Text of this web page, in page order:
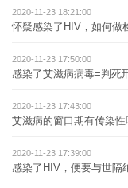
2020-11-23 18:21:00
怀疑感染了HIV，如何做
2020-11-23 17:50:00
感染了艾滋病病毒=判死
2020-11-23 17:43:00
艾滋病的窗口期有传染
2020-11-23 17:39:00
感染了HIV，便要与世隔